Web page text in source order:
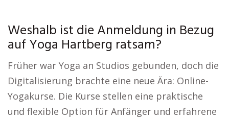
Weshalb ist die Anmeldung in Bezug
auf Yoga Hartberg ratsam?
Früher war Yoga an Studios gebunden, doch die
Digitalisierung brachte eine neue Ära: Online-
Yogakurse. Die Kurse stellen eine praktische
und flexible Option für Anfänger und erfahrene